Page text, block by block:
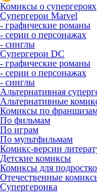
Комиксы о супергероях
Супергерои Marvel
- графические романы
- серии о персонажах
- синглы
Супергерои DC
- графические романы
- серии о персонажах
- синглы
Альтернативная
Альтернативные
Комиксы по
По фильмам
По играм
По мультфильмам
Комикс-версии
Детские комиксы
Комиксы для
Отечественные
Супергероика